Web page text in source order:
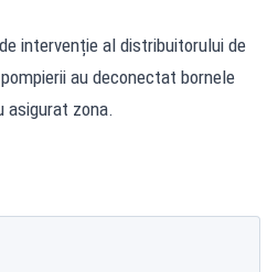
intervenție al distribuitorului de
au deconectat bornele
asigurat zona.